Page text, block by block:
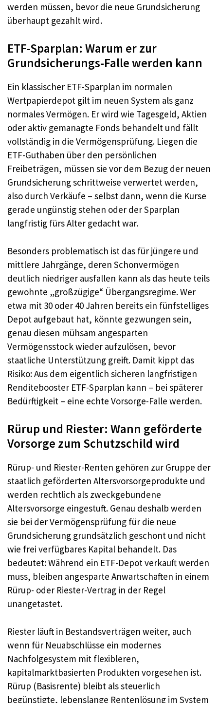
werden müssen, bevor die neue Grundsicherung
überhaupt gezahlt wird.
ETF-Sparplan: Warum er zur
Grundsicherungs-Falle werden kann
Ein klassischer ETF-Sparplan im normalen
Wertpapierdepot gilt im neuen System als ganz
normales Vermögen. Er wird wie Tagesgeld, Aktien
oder aktiv gemanagte Fonds behandelt und fällt
vollständig in die Vermögensprüfung. Liegen die
ETF-Guthaben über den persönlichen
Freibeträgen, müssen sie vor dem Bezug der neuen
Grundsicherung schrittweise verwertet werden,
also durch Verkäufe – selbst dann, wenn die Kurse
gerade ungünstig stehen oder der Sparplan
langfristig fürs Alter gedacht war.
Besonders problematisch ist das für jüngere und
mittlere Jahrgänge, deren Schonvermögen
deutlich niedriger ausfallen kann als das heute teils
gewohnte „großzügige“ Übergangsregime. Wer
etwa mit 30 oder 40 Jahren bereits ein fünfstelliges
Depot aufgebaut hat, könnte gezwungen sein,
genau diesen mühsam angesparten
Vermögensstock wieder aufzulösen, bevor
staatliche Unterstützung greift. Damit kippt das
Risiko: Aus dem eigentlich sicheren langfristigen
Renditebooster ETF-Sparplan kann – bei späterer
Bedürftigkeit – eine echte Vorsorge-Falle werden.
Rürup und Riester: Wann geförderte
Vorsorge zum Schutzschild wird
Rürup- und Riester-Renten gehören zur Gruppe der
staatlich geförderten Altersvorsorgeprodukte und
werden rechtlich als zweckgebundene
Altersvorsorge eingestuft. Genau deshalb werden
sie bei der Vermögensprüfung für die neue
Grundsicherung grundsätzlich geschont und nicht
wie frei verfügbares Kapital behandelt. Das
bedeutet: Während ein ETF-Depot verkauft werden
muss, bleiben angesparte Anwartschaften in einem
Rürup- oder Riester-Vertrag in der Regel
unangetastet.
Riester läuft in Bestandsverträgen weiter, auch
wenn für Neuabschlüsse ein modernes
Nachfolgesystem mit flexibleren,
kapitalmarktbasierten Produkten vorgesehen ist.
Rürup (Basisrente) bleibt als steuerlich
begünstigte, lebenslange Rentenlösung im System